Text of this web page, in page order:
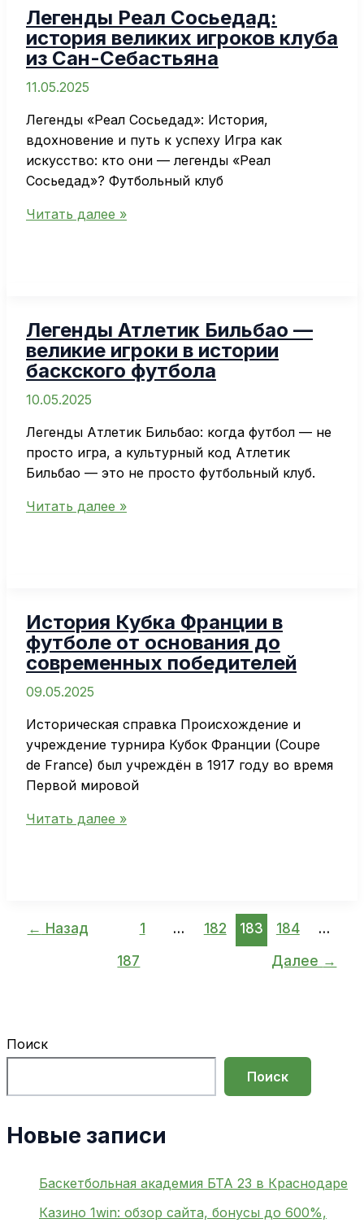
Легенды Реал Сосьедад:
история великих игроков клуба
из Сан-Себастьяна
11.05.2025
Легенды «Реал Сосьедад»: История,
вдохновение и путь к успеху Игра как
искусство: кто они — легенды «Реал
Сосьедад»? Футбольный клуб
Легенды
клуба
из
Сан-
Себастьяна
Читать далее »
Легенды Атлетик Бильбао —
великие игроки в истории
баскского футбола
10.05.2025
Легенды Атлетик Бильбао: когда футбол — не
просто игра, а культурный код Атлетик
Бильбао — это не просто футбольный клуб.
Легенды
в
истории
баскского
футбола
Читать далее »
История Кубка Франции в
футболе от основания до
современных победителей
09.05.2025
Историческая справка Происхождение и
учреждение турнира Кубок Франции (Coupe
de France) был учреждён в 1917 году во время
Первой мировой
История
основания
Читать далее »
← Назад 1 … 182 183 184
…
187
Далее →
Поиск
Поиск
Новые записи
Баскетбольная академия БТА 23 в Краснодаре
Казино 1win: обзор сайта, бонусы до 600%,